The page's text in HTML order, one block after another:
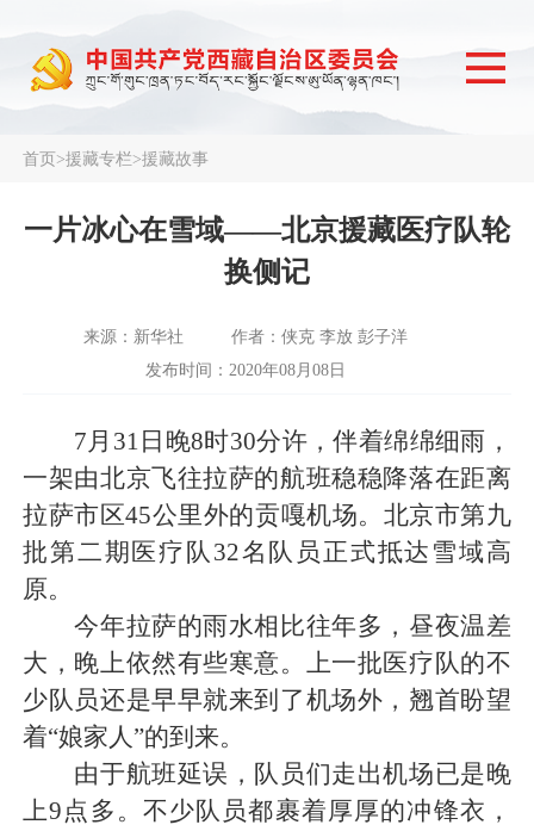
首页>援藏专栏>援藏故事
一片冰心在雪域——北京援藏医疗队轮
换侧记
来源：新华社
作者：侠克 李放 彭子洋
发布时间：2020年08月08日
7月31日晚8时30分许，伴着绵绵细雨，
一架由北京飞往拉萨的航班稳稳降落在距离
拉萨市区45公里外的贡嘎机场。北京市第九
批第二期医疗队32名队员正式抵达雪域高
原。
今年拉萨的雨水相比往年多，昼夜温差
大，晚上依然有些寒意。上一批医疗队的不
少队员还是早早就来到了机场外，翘首盼望
着“娘家人”的到来。
由于航班延误，队员们走出机场已是晚
上9点多。不少队员都裹着厚厚的冲锋衣，